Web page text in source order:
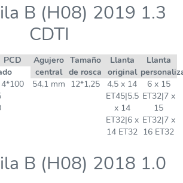
B (H08) 2019 1.3
CDTI
PCD
Agujero
central
Tamaño
de rosca
Llanta
original
Llanta
4*100 54,1 mm 12*1,25
4,5 x 14
ET45|5,5
x 14
ET32|6 x
14 ET32
6 x 15
ET32|7 x
15
ET32|7 x
16 ET32
B (H08) 2018 1.0